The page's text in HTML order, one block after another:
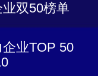
双50榜单
业TOP 50